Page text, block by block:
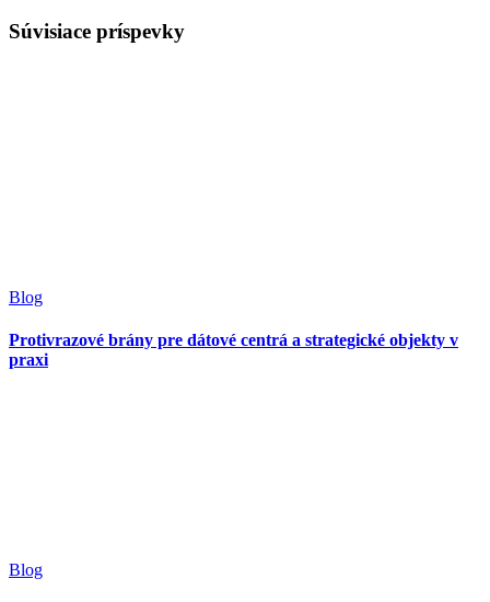
Súvisiace príspevky
Blog
Protivrazové brány pre dátové centrá a strategické objekty v
praxi
Blog